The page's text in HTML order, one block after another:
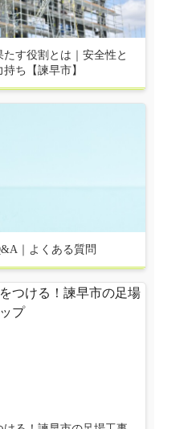
す役割とは｜安全性と
ち【諫早市】
｜よくある質問